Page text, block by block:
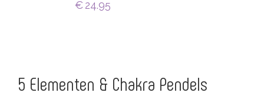
€ 24.95
5 Elementen & Chakra Pendels